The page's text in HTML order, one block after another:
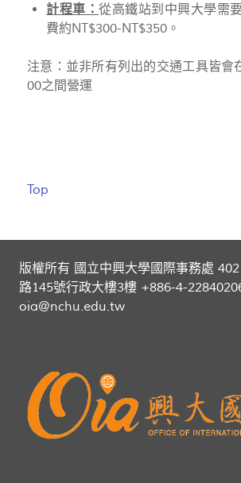
計程車：從高鐵站到中興大學需
費約NT$300-NT$350。
注意：並非所有列出的交通工具皆會
00之間營運
Top
版權所有 國立中興大學國際事務處
路145號行政大樓3樓 +886-4-
oia@nchu.edu.tw